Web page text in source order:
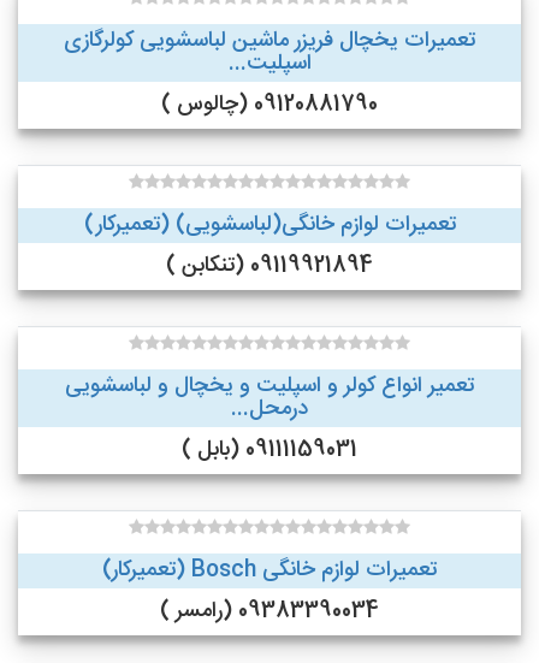
تعمیرات یخچال فریزر ماشین لباسشویی کولرگازی
اسپلیت...
09120881790 (چالوس )
تعمیرات لوازم خانگی(لباسشویی) (تعمیرکار)
09119921894 (تنکابن )
تعمیر انواع کولر و اسپلیت و یخچال و لباسشویی
درمحل...
09111159031 (بابل )
تعمیرات لوازم خانگی Bosch (تعمیرکار)
09383390034 (رامسر )